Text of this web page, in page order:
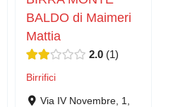
BALDO di Maimeri
Mattia
2.0 1
Birrifici
Via IV Novembre, 1,